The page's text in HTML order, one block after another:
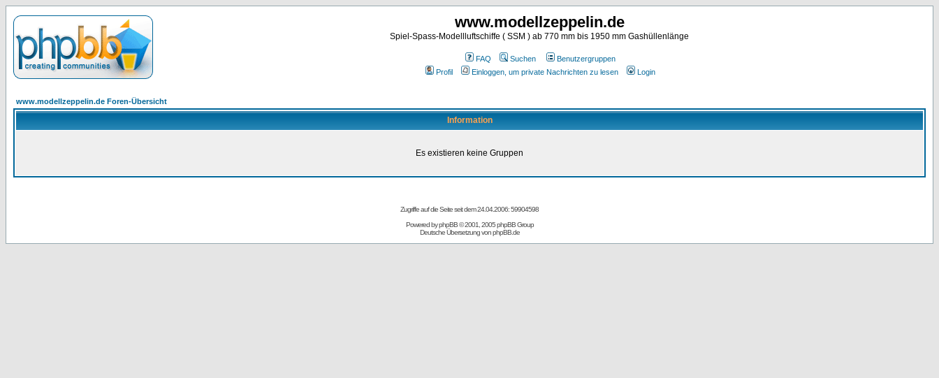
www.modellzeppelin.de
Spiel-Spass-Modellluftschiffe ( SSM ) ab 770 mm bis 1950 mm Gashüllenlänge
FAQ Suchen
Benutzergruppen
Profil
Einloggen, um private Nachrichten zu lesen Login
www.modellzeppelin.de Foren-Übersicht
Information
Es existieren keine Gruppen
Zugriffe auf die Seite seit dem 24.04.2006: 59904598
Powered byphpBB© 2001, 2005 phpBB Group
Deutsche Übersetzung vonphpBB.de